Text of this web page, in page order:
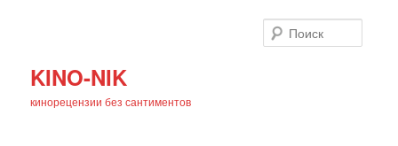
KINO-NIK
кинорецензии без сантиментов